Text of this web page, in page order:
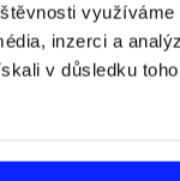
využíváme
inzerci a
v důsledku
Slunce, vítr